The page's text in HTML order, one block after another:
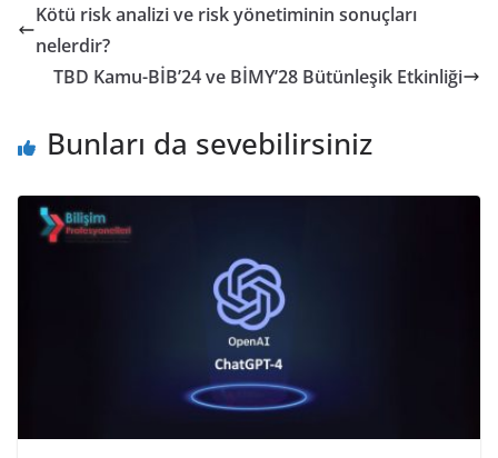
Kötü risk analizi ve risk yönetiminin sonuçları
nelerdir?
TBD Kamu-BİB’24 ve BİMY’28 Bütünleşik Etkinliği
Bunları da sevebilirsiniz